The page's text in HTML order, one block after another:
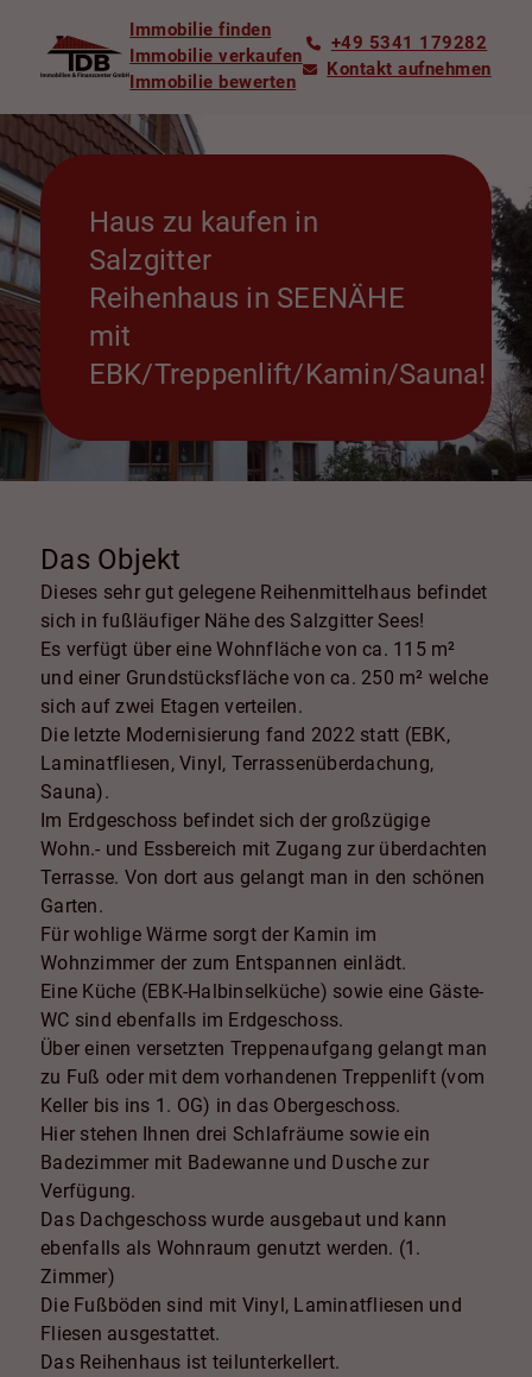
Immobilie finden
Immobilie verkaufen
Immobilie bewerten
+49 5341 179282
Kontakt aufnehmen
Haus zu kaufen in
Salzgitter
Reihenhaus in SEENÄHE
mit
EBK/Treppenlift/Kamin/Sauna!
Das Objekt
Dieses sehr gut gelegene Reihenmittelhaus befindet
sich in fußläufiger Nähe des Salzgitter Sees!
Es verfügt über eine Wohnfläche von ca. 115 m²
und einer Grundstücksfläche von ca. 250 m² welche
sich auf zwei Etagen verteilen.
Die letzte Modernisierung fand 2022 statt (EBK,
Laminatfliesen, Vinyl, Terrassenüberdachung,
Sauna).
Im Erdgeschoss befindet sich der großzügige
Wohn.- und Essbereich mit Zugang zur überdachten
Terrasse. Von dort aus gelangt man in den schönen
Garten.
Für wohlige Wärme sorgt der Kamin im
Wohnzimmer der zum Entspannen einlädt.
Eine Küche (EBK-Halbinselküche) sowie eine Gäste-
WC sind ebenfalls im Erdgeschoss.
Über einen versetzten Treppenaufgang gelangt man
zu Fuß oder mit dem vorhandenen Treppenlift (vom
Keller bis ins 1. OG) in das Obergeschoss.
Hier stehen Ihnen drei Schlafräume sowie ein
Badezimmer mit Badewanne und Dusche zur
Verfügung.
Das Dachgeschoss wurde ausgebaut und kann
ebenfalls als Wohnraum genutzt werden. (1.
Zimmer)
Die Fußböden sind mit Vinyl, Laminatfliesen und
Fliesen ausgestattet.
Das Reihenhaus ist teilunterkellert.